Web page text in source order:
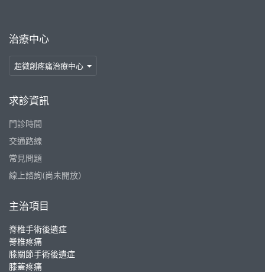
治療中心
超微創疼痛治療中心
求診資訊
門診時間
交通路線
常見問題
線上諮詢(尚未開放）
主治項目
脊椎手術後遺症
脊椎疼痛
膝關節手術後遺症
膝蓋疼痛